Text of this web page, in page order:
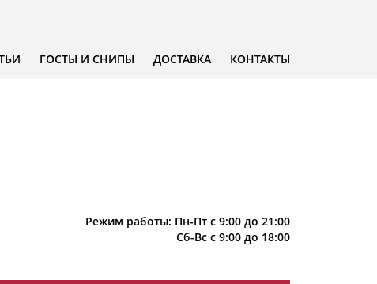
ГОСТЫ И СНИПЫ ДОСТАВКА КОНТАКТЫ
Режим работы: Пн-Пт с 9:00 до 21:00
Сб-Вс с 9:00 до 18:00